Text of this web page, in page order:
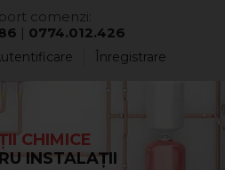
comenzi:
| 0774.012.426
Înregistrare
CHIMICE
INSTALAȚII